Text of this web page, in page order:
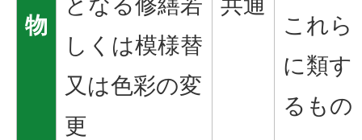
物
しくは模様替
又は色彩の変
更
これら
に類す
るもの